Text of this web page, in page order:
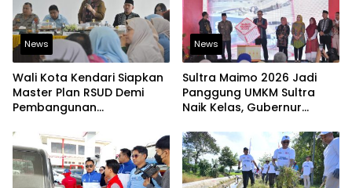
News
Wali Kota Kendari Siapkan
Master Plan RSUD Demi
Pembangunan
News
Sultra Maimo 2026 Jadi
Panggung UMKM Sultra
Naik Kelas, Gubernur
Tembus Pasar Ekspor